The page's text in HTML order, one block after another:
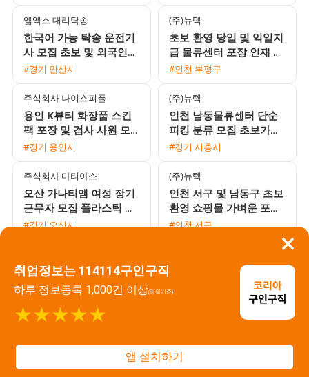
×
취업정보는 114114구인구직
하루 정보등록 1,000건 이상(평일기준)
★★★★★
앱 설치하기
엠엑스 대리탁송
한국어 가능 탁송 운전기
사 모집 초보 및 외국인
환영
#경기 안산시
(주)뉴텍
초보 환영 당일 및 익일지
급 물류센터 포장 인재 모
집
#인천 부평구
주식회사 나이스피플
용인 K뷰티 화장품 스킨
팩 포장 및 검사 사원 모
집 초보 및 동반지원 환영
#경기 용인시
(주)뉴텍
인천 남동물류센터 단순
피킹 분류 모집 초보가능
익일지급 프로모션 진행
#경기 시흥시
주식회사 마티아스
오산 가나티엠 여성 장기
근무자 모집 플라스틱 사
상 및 검사 단순 작업 통
#경기 오산시
(주)뉴텍
인천 서구 및 남동구 초보
환영 쇼핑몰 가벼운 포장
및 라벨 부착 단순 업무
#인천 서구
정남면 대기업 자동차 헤
드라이트 조립 사출 사원
모집 초보 및 교포 환영
정남산업단지 기초화장품
단순포장 신입 채용 오산
병점 통근버스 운행 주간
고정 워라밸 보장
오산 통근버스 운행 화장
품 케이스 단순 조립 대규
기초화장품 포장 긴급 대
규모 채용 만근수당 및 교